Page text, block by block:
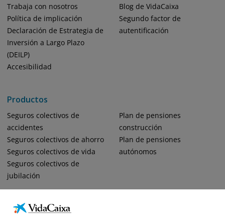
Trabaja con nosotros
Política de implicación
Declaración de Estrategia de
Inversión a Largo Plazo
(DEILP)
Accesibilidad
Productos
Seguros colectivos de
accidentes
Seguros colectivos de ahorro
Seguros colectivos de vida
Seguros colectivos de
jubilación
Plan de pensiones
construcción
Plan de pensiones
autónomos
Blog de VidaCaixa
Segundo factor de
autentificación